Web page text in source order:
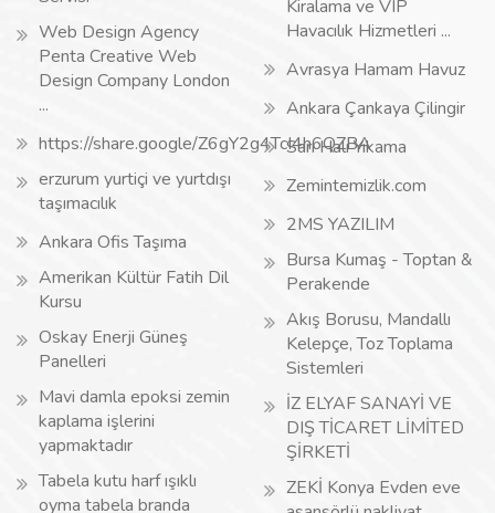
Web Design Agency
Penta Creative Web
Design Company London
...
https://share.google/Z6gY2g4TcI4h6QZBA
erzurum yurtiçi ve yurtdışı
taşımacılık
Ankara Ofis Taşıma
Amerikan Kültür Fatih Dil
Kursu
Oskay Enerji Güneş
Panelleri
Mavi damla epoksi zemin
kaplama işlerini
yapmaktadır
Tabela kutu harf ışıklı
oyma tabela branda
Kiralama ve VIP
Havacılık Hizmetleri ...
Avrasya Hamam Havuz
Ankara Çankaya Çilingir
Sarı Halı Yıkama
Zemintemizlik.com
2MS YAZILIM
Bursa Kumaş - Toptan &
Perakende
Akış Borusu, Mandallı
Kelepçe, Toz Toplama
Sistemleri
İZ ELYAF SANAYİ VE
DIŞ TİCARET LİMİTED
ŞİRKETİ
ZEKİ Konya Evden eve